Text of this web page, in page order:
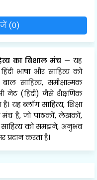
(0)
का विशाल मंच — यह
भाषा और साहित्य को
साहित्य, समीक्षात्मक
नेट (हिंदी) जैसे शैक्षणिक
यह ब्लॉग साहित्य, शिक्षा
है, जो पाठकों, लेखकों,
साहित्य को समझने, अनुभव
करता है।